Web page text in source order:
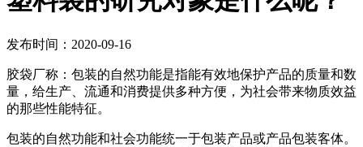
发布时间：2020-09-16
胶袋厂称：包装的自然功能是指能有效地保护产品的质量和数
量，给生产、流通和消费提供多种方便，为社会带来物质效益
的那些性能特征。
包装的自然功能和社会功能统一于包装产品或产品包装客体。